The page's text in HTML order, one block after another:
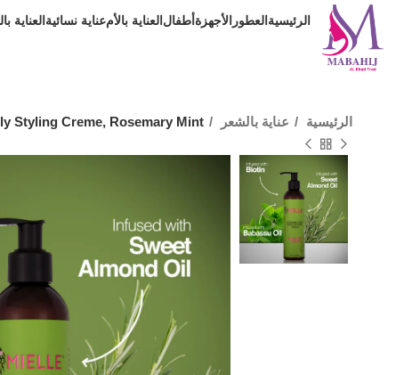
الرئيسيةالعطور الأجهزةأطفالالعناية بالأمعناية نسائيةالعناية
الرئيسية عناية بالشعر Styling Creme, Rosemary Mint